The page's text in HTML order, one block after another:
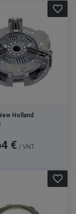
Holland
€ / VNT
favorite_border
favorite_border